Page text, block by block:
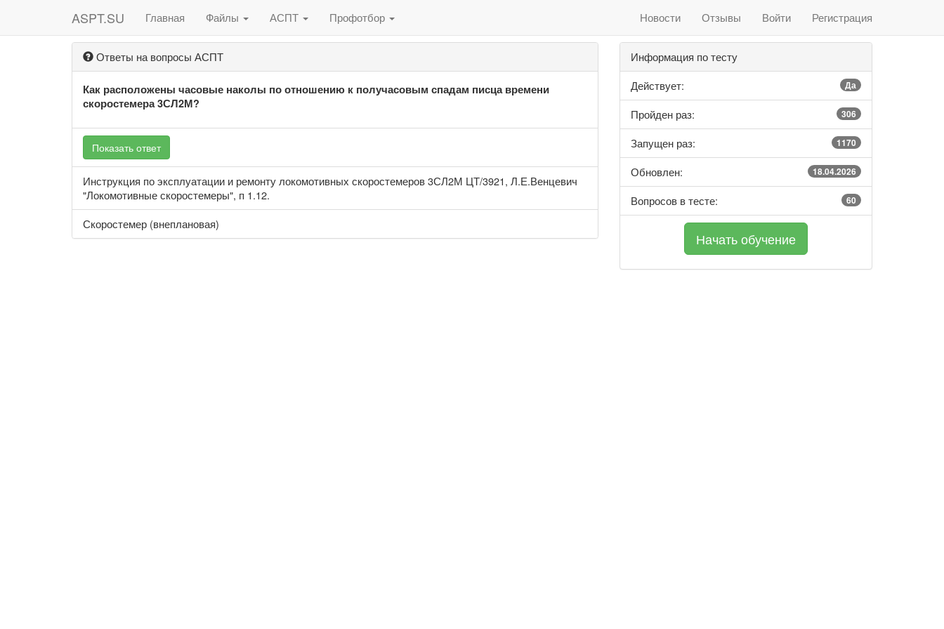
ASPT.SU Главная Файлы АСПТ Профотбор Новости Отзывы Войти Регистрация
Ответы на вопросы АСПТ
Как расположены часовые наколы по отношению к получасовым спадам писца времени
скоростемера 3СЛ2М?
Показать ответ
Инструкция по эксплуатации и ремонту локомотивных скоростемеров 3СЛ2М ЦТ/3921, Л.Е.Венцевич
"Локомотивные скоростемеры", п 1.12.
Скоростемер (внеплановая)
Информация по тесту
Действует:
Да
Пройден раз: 306
Запущен раз: 1170
Обновлен: 18.04.2026
Вопросов в тесте: 60